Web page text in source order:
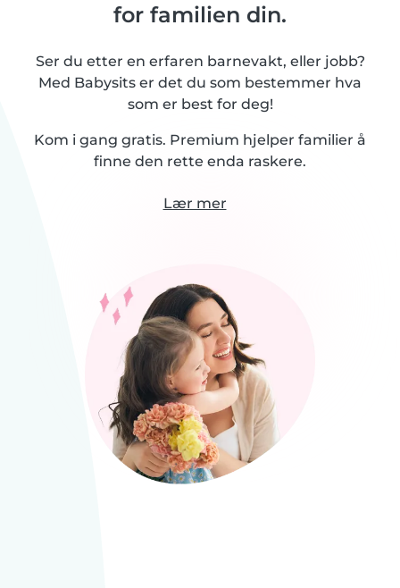
for familien din.
Ser du etter en erfaren barnevakt, eller jobb?
Med Babysits er det du som bestemmer hva
som er best for deg!
Kom i gang gratis. Premium hjelper familier å
finne den rette enda raskere.
Lær mer